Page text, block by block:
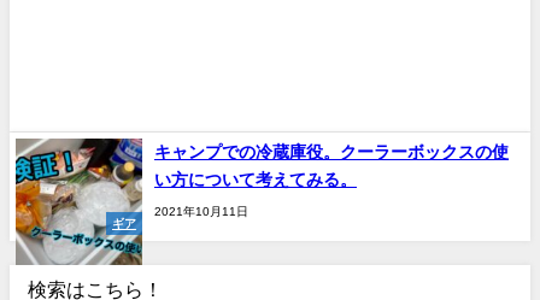
ギア
キャンプでの冷蔵庫役。クーラーボックスの使
い方について考えてみる。
2021年10月11日
検索はこちら！